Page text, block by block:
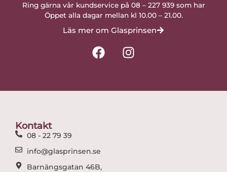
Ring gärna vår kundservice på 08 – 227 939 som har
Öppet alla dagar mellan kl 10.00 – 21.00.
Läs mer om Glasprinsen
F
a
I
n
Kontakt
08 - 22 79 39
info@glasprinsen.se
Barnängsgatan 46B,